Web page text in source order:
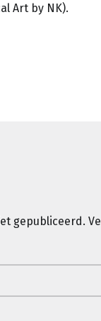
Art by NK).
gepubliceerd.